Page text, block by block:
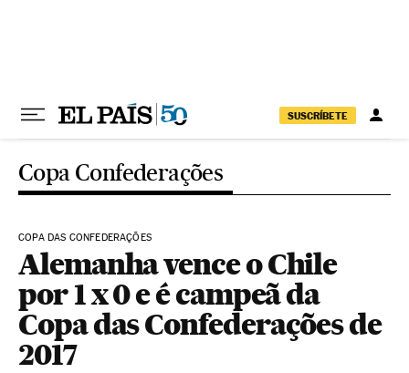
SUSCRÍBETE
Copa Confederações
COPA DAS CONFEDERAÇÕES
Alemanha vence o Chile
por 1 x 0 e é campeã da
Copa das Confederações de
2017